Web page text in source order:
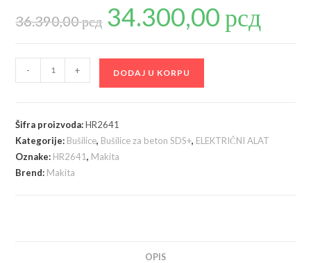
36.390,00рсд
Originalna
cena
je
34.300,00рсдje:
-
bušilica
HR2641
količina
- + DODAJ U KORPU
Šifra proizvoda:HR2641
Kategorije: Bušilice, Bušilice za beton SDS+, ELEKTRIČNI ALAT
Oznake: HR2641, Makita
Brend: Makita
OPIS